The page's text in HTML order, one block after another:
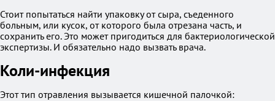
Стоит попытаться найти упаковку от сыра, съеденного
больным, или кусок, от которого была отрезана часть, и
сохранить его. Это может пригодиться для бактериологической
экспертизы. И обязательно надо вызвать врача.
Коли-инфекция
Этот тип отравления вызывается кишечной палочкой: